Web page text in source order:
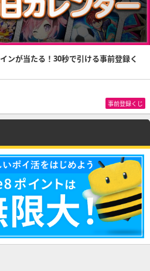
ンが当たる！30秒で引ける事前登録く
事前登録くじ